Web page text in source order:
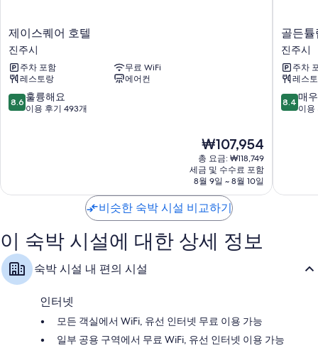
오리털 이불 및 유아용 침대(요금 별도)
욕실 - 고급 세면용품 및 전신 욕조 이용 가능
50인치 LED TV - 케이블 TV 채널 이용 가능
발코니, 별도의 좌석 공간 및 냉장고
제
이
스
퀘
어
호
텔
제이스퀘어 호텔
진주시
주차 포함
무료 WiFi
레스토랑
에어컨
10
점
륭
이
용
후
기
493
8.6 훌륭해요
이용 후기 493개
현
재
요
금
₩107,954
₩107,954
총 요금: ₩118,749
세금 및 수수료 포함
8월 9일 ~ 8월 10일
골
든
튤
립
에
센
셜
골든
진주시
주차
레스
10
점
우
8.4 매
이용
비슷한 숙박 시설 비교하기
이 숙박 시설에 대한 상세 정보
숙박 시설 내 편의 시설
인터넷
모든 객실에서 WiFi, 유선 인터넷 무료 이용 가능
일부 공용 구역에서 무료 WiFi, 유선 인터넷 이용 가능